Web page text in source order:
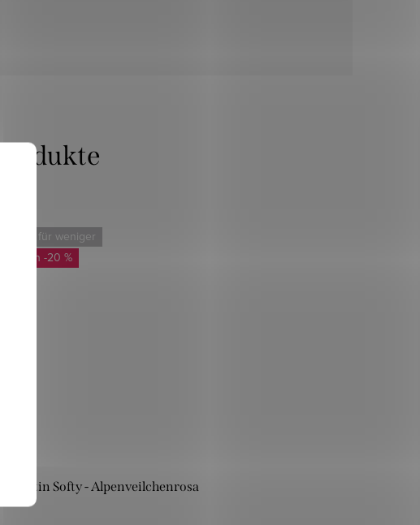
Mehr für weniger
-20 %
Satin Softy - Alpenveilchenrosa